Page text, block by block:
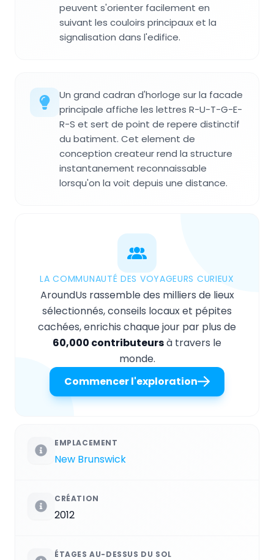
peuvent s'orienter facilement en
suivant les couloirs principaux et la
signalisation dans l'edifice.
Un grand cadran d'horloge sur la facade
principale affiche les lettres R-U-T-G-E-
R-S et sert de point de repere distinctif
du batiment. Cet element de
conception createur rend la structure
instantanement reconnaissable
lorsqu'on la voit depuis une distance.
LA COMMUNAUTÉ DES VOYAGEURS CURIEUX
AroundUs rassemble des milliers de lieux
sélectionnés, conseils locaux et pépites
cachées, enrichis chaque jour par plus de
60,000 contributeursà travers le
monde.
Commencer l'exploration
EMPLACEMENT
New Brunswick
CRÉATION
2012
ÉTAGES AU-DESSUS DU SOL